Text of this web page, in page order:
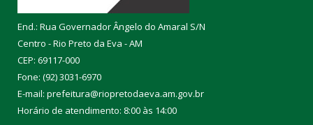
End.: Rua Governador Ângelo do Amaral S/N
Centro - Rio Preto da Eva - AM
CEP: 69117-000
Fone: (92) 3031-6970
E-mail: prefeitura@riopretodaeva.am.gov.br
Horário de atendimento: 8:00 às 14:00